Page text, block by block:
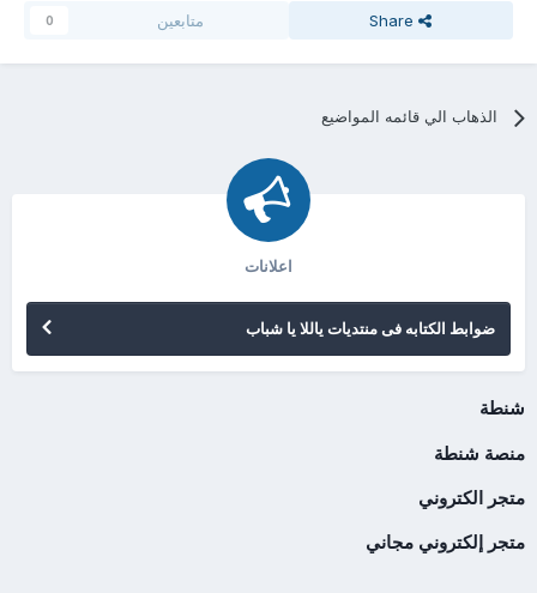
Share متابعين 0
الذهاب الي قائمه المواضيع
اعلانات
ضوابط الكتابه فى منتديات ياللا يا شباب
شنطة
منصة شنطة
متجر الكتروني
متجر إلكتروني مجاني